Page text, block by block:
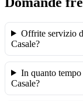
Offrite servizio
Casale?
In quanto tempo
Casale?